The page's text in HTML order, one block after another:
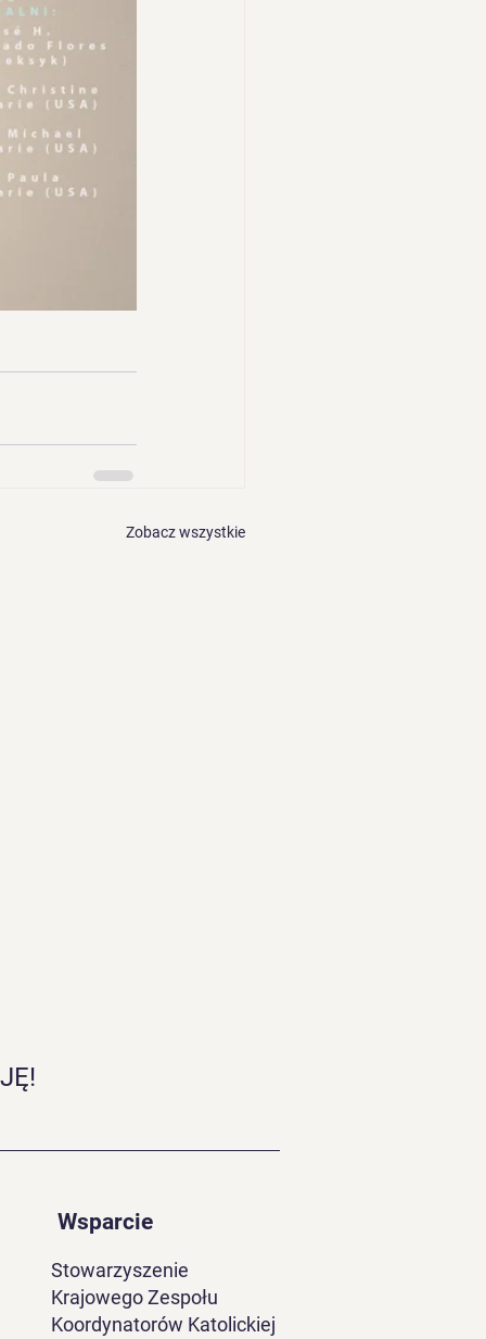
Zobacz wszystkie
Wsparcie
Stowarzyszenie
Krajowego Zespołu
Koordynatorów Katolickiej